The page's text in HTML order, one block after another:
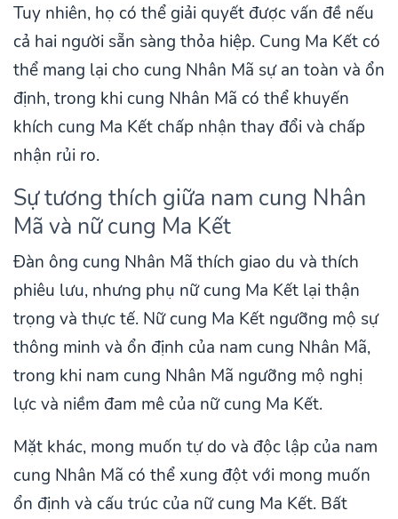
Tuy nhiên, họ có thể giải quyết được vấn đề nếu
cả hai người sẵn sàng thỏa hiệp. Cung Ma Kết có
thể mang lại cho cung Nhân Mã sự an toàn và ổn
định, trong khi cung Nhân Mã có thể khuyến
khích cung Ma Kết chấp nhận thay đổi và chấp
nhận rủi ro.
Sự tương thích giữa nam cung Nhân
Mã và nữ cung Ma Kết
Đàn ông cung Nhân Mã thích giao du và thích
phiêu lưu, nhưng phụ nữ cung Ma Kết lại thận
trọng và thực tế. Nữ cung Ma Kết ngưỡng mộ sự
thông minh và ổn định của nam cung Nhân Mã,
trong khi nam cung Nhân Mã ngưỡng mộ nghị
lực và niềm đam mê của nữ cung Ma Kết.
Mặt khác, mong muốn tự do và độc lập của nam
cung Nhân Mã có thể xung đột với mong muốn
ổn định và cấu trúc của nữ cung Ma Kết. Bất